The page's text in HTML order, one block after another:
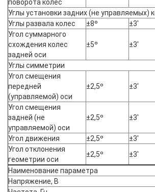
поворота колес
Углы установки задних (не управляемых)
Углы развала колес
±8º ±3'
Угол суммарного
схождения колес
задней оси
±5º ±3'
Углы симметрии
Угол смещения
передней
(управляемой) оси
±2,5º ±3'
Угол смещения
задней (не
управляемой) оси
±2,5º ±3'
Угол движения ±2,5º ±3'
Угол отклонения
геометрии оси
±2,5º ±3'
Наименование параметра
Напряжение, В